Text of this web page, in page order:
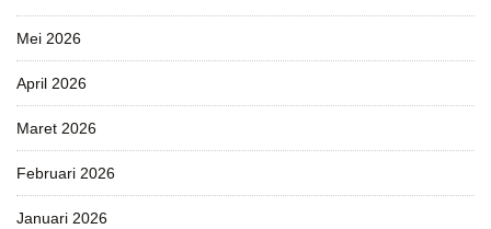
Mei 2026
April 2026
Maret 2026
Februari 2026
Januari 2026